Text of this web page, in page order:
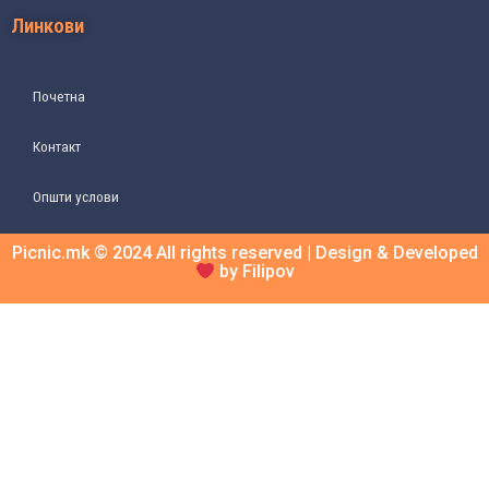
Линкови
Почетна
Контакт
Општи услови
Picnic.mk © 2024 All rights reserved | Design & Developed
by Filipov